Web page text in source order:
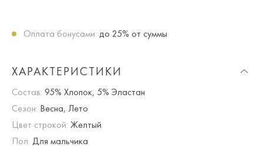
Оплата бонусами: до 25% от суммы
ХАРАКТЕРИСТИКИ
Состав: 95% Хлопок, 5% Эластан
Сезон: Весна, Лето
Цвет строкой: Желтый
Пол: Для мальчика